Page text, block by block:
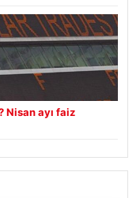
Nisan ayı faiz